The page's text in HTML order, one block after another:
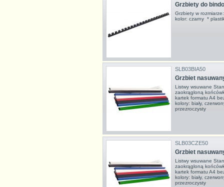
Grzbiety do
Grzbiety w
kolor: czarny *
SLB03BIA50
Grzbiet
Listwy wsuwane
zaokrągloną
kartek formatu A4
kolory: biały,
przezroczysty
SLB03CZE50
Grzbiet
Listwy wsuwane
zaokrągloną
kartek formatu A4
kolory: biały,
przezroczysty